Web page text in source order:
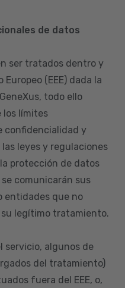
de datos
ser tratados dentro y
(EEE) dada la
todo ello
los límites
confidencialidad y
leyes y regulaciones
protección de datos
comunicarán sus
entidades que no
legítimo tratamiento.
servicio, algunos de
del tratamiento)
fuera del EEE, o,